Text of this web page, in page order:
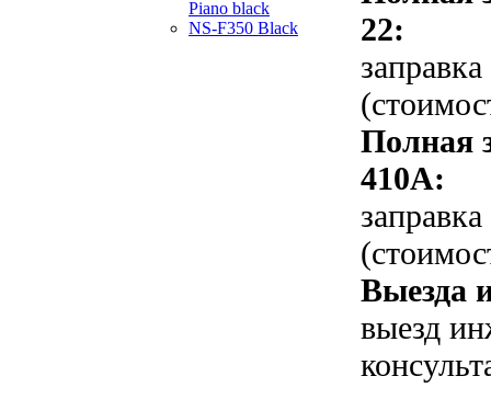
Piano black
NS-F350 Black
22:
Полная
410A:
Выезда
выезд